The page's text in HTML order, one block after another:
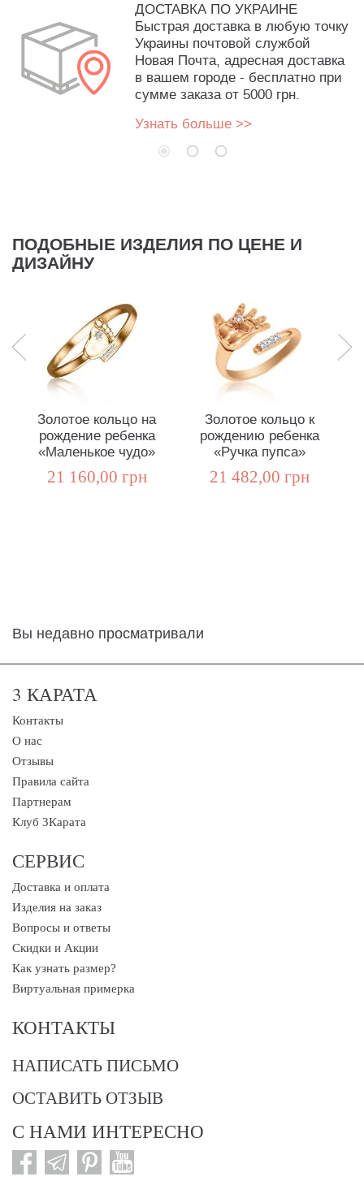
ДОСТАВКА ПО УКРАИНЕ
Быстрая доставка в любую точку
Украины почтовой службой
Новая Почта, адресная доставка
в вашем городе - бесплатно при
сумме заказа от 5000 грн.
Узнать больше >>
ПОДОБНЫЕ ИЗДЕЛИЯ ПО ЦЕНЕ И
ДИЗАЙНУ
Золотое кольцо на
рождение ребенка
«Маленькое чудо»
21 160,00 грн
Золотое кольцо к
рождению ребенка
«Ручка пупса»
21 482,00 грн
Вы недавно просматривали
3 КАРАТА
Контакты
О нас
Отзывы
Правила сайта
Партнерам
Клуб 3Карата
СЕРВИС
Доставка и оплата
Изделия на заказ
Вопросы и ответы
Скидки и Акции
Как узнать размер?
Виртуальная примерка
КОНТАКТЫ
НАПИСАТЬ ПИСЬМО
ОСТАВИТЬ ОТЗЫВ
С НАМИ ИНТЕРЕСНО